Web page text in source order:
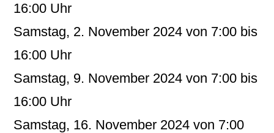
16:00 Uhr
Samstag, 2. November 2024 von 7:00 bis
16:00 Uhr
Samstag, 9. November 2024 von 7:00 bis
16:00 Uhr
Samstag, 16. November 2024 von 7:00